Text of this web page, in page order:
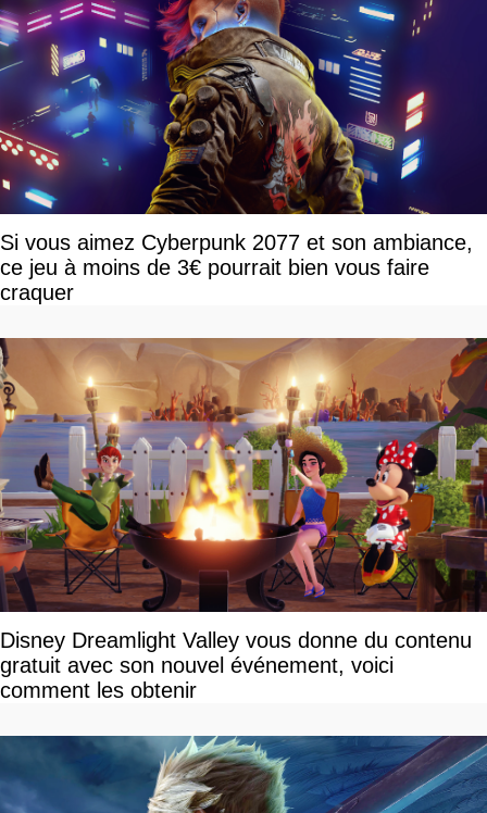
Si vous aimez Cyberpunk 2077 et son ambiance,
ce jeu à moins de 3€ pourrait bien vous faire
craquer
Disney Dreamlight Valley vous donne du contenu
gratuit avec son nouvel événement, voici
comment les obtenir